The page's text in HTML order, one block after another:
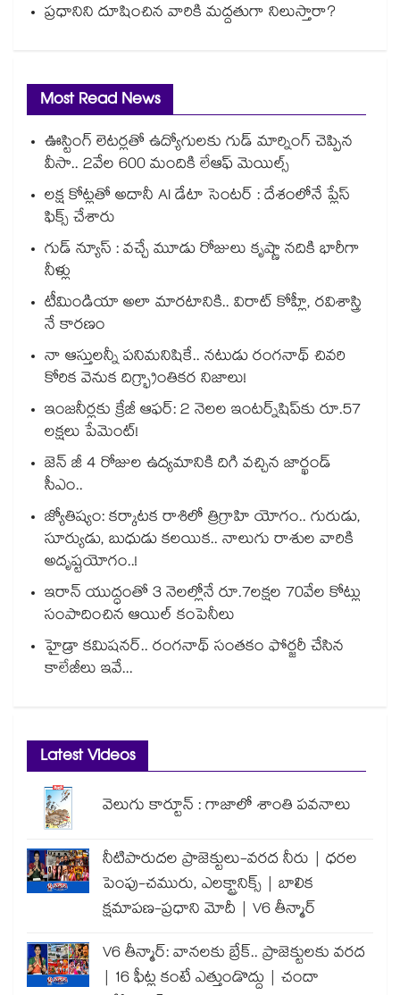
ప్రధానిని దూషించిన వారికి మద్దతుగా నిలుస్తారా?
Most Read News
ఊస్టింగ్ లెటర్లతో ఉద్యోగులకు గుడ్ మార్నింగ్ చెప్పిన
వీసా.. 2వేల 600 మందికి లేఆఫ్ మెయిల్స్
లక్ష కోట్లతో అదానీ AI డేటా సెంటర్ : దేశంలోనే ప్లేస్
ఫిక్స్ చేశారు
గుడ్ న్యూస్ : వచ్చే మూడు రోజులు కృష్ణా నదికి భారీగా
నీళ్లు
టీమిండియా అలా మారటానికి.. విరాట్ కోహ్లీ, రవిశాస్త్రి
నే కారణం
నా ఆస్తులన్నీ పనిమనిషికే.. నటుడు రంగనాథ్ చివరి
కోరిక వెనుక దిగ్భ్రాంతికర నిజాలు!
ఇంజనీర్లకు క్రేజీ ఆఫర్: 2 నెలల ఇంటర్న్‌షిప్‌కు రూ.57
లక్షలు పేమెంట్!
జెన్ జీ 4 రోజుల ఉద్యమానికి దిగి వచ్చిన జార్ఖండ్
సీఎం..
జ్యోతిష్యం: కర్కాటక రాశిలో త్రిగ్రాహి యోగం.. గురుడు,
సూర్యుడు, బుధుడు కలయిక.. నాలుగు రాశుల వారికి
అదృష్టయోగం..!
ఇరాన్ యుద్ధంతో 3 నెలల్లోనే రూ.7లక్షల 70వేల కోట్లు
సంపాదించిన ఆయిల్ కంపెనీలు
హైడ్రా కమిషనర్.. రంగనాథ్ సంతకం ఫోర్జరీ చేసిన
కాలేజీలు ఇవే...
Latest Videos
వెలుగు కార్టూన్ : గాజాలో శాంతి పవనాలు
నీటిపారుదల ప్రాజెక్టులు-వరద నీరు | ధరల
పెంపు-చమురు, ఎలక్ట్రానిక్స్ | బాలిక
క్షమాపణ-ప్రధాని మోదీ | V6 తీన్మార్
V6 తీన్మార్: వానలకు బ్రేక్.. ప్రాజెక్టులకు వరద
| 16 ఫీట్ల కంటే ఎత్తుండొద్దు | చందా